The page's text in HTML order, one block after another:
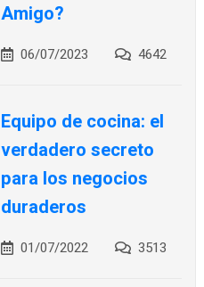
Amigo?
06/07/2023 4642
Equipo de cocina: el
verdadero secreto
para los negocios
duraderos
01/07/2022 3513